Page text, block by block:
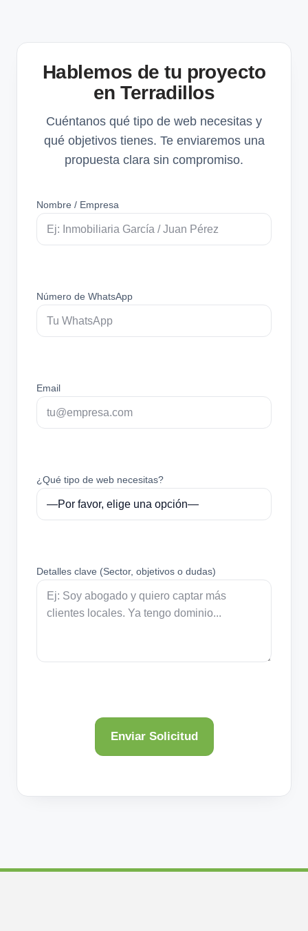
Hablemos de tu proyecto
en Terradillos
Cuéntanos qué tipo de web necesitas y
qué objetivos tienes. Te enviaremos una
propuesta clara sin compromiso.
Nombre / Empresa
Número de WhatsApp
Email
¿Qué tipo de web necesitas?
Detalles clave (Sector, objetivos o dudas)